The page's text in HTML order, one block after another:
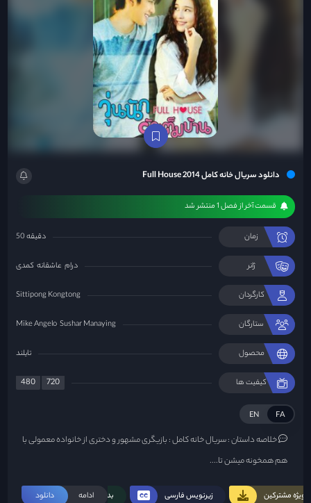
دانلود سریال خانه کامل Full House 2014
قسمت آخر از فصل 1 منتشر شد
زمان 50 دقیقه
ژانر درام عاشقانه کمدی
کارگردان Sittipong Kongtong
ستارگان Mike Angelo Sushar Manaying
محصول تایلند
کیفیت ها 480 720
FA
EN
خلاصه داستان :سریال خانه کامل : بازیگری مشهور و دختری از خانواده معمولی با
هم همخونه میشن تا....
ادامه دانلود ویژه مشترکین زیرنویس فارسی بدون سانسور